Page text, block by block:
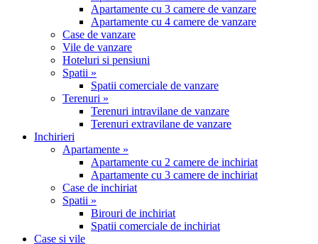
Apartamente cu 3 camere de vanzare
Apartamente cu 4 camere de vanzare
Case de vanzare
Vile de vanzare
Hoteluri si pensiuni
Spatii »
Spatii comerciale de vanzare
Terenuri »
Terenuri intravilane de vanzare
Terenuri extravilane de vanzare
Inchirieri
Apartamente »
Apartamente cu 2 camere de inchiriat
Apartamente cu 3 camere de inchiriat
Case de inchiriat
Spatii »
Birouri de inchiriat
Spatii comerciale de inchiriat
Case si vile